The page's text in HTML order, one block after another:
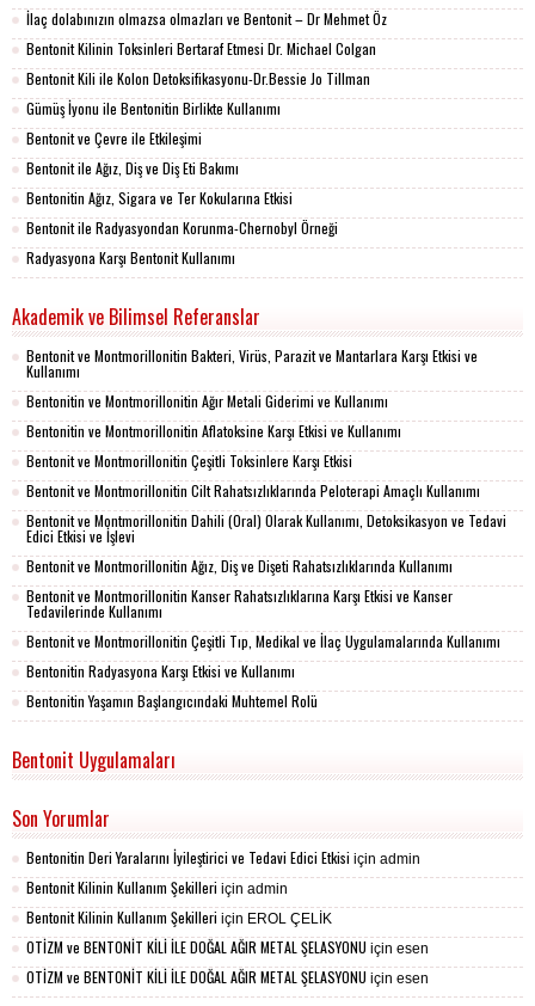
İlaç dolabınızın olmazsa olmazları ve Bentonit – Dr Mehmet Öz
Bentonit Kilinin Toksinleri Bertaraf Etmesi Dr. Michael Colgan
Bentonit Kili ile Kolon Detoksifikasyonu-Dr.Bessie Jo Tillman
Gümüş İyonu ile Bentonitin Birlikte Kullanımı
Bentonit ve Çevre ile Etkileşimi
Bentonit ile Ağız, Diş ve Diş Eti Bakımı
Bentonitin Ağız, Sigara ve Ter Kokularına Etkisi
Bentonit ile Radyasyondan Korunma-Chernobyl Örneği
Radyasyona Karşı Bentonit Kullanımı
Akademik ve Bilimsel Referanslar
Bentonit ve Montmorillonitin Bakteri, Virüs, Parazit ve Mantarlara Karşı Etkisi ve
Kullanımı
Bentonitin ve Montmorillonitin Ağır Metali Giderimi ve Kullanımı
Bentonitin ve Montmorillonitin Aflatoksine Karşı Etkisi ve Kullanımı
Bentonit ve Montmorillonitin Çeşitli Toksinlere Karşı Etkisi
Bentonit ve Montmorillonitin Cilt Rahatsızlıklarında Peloterapi Amaçlı Kullanımı
Bentonit ve Montmorillonitin Dahili (Oral) Olarak Kullanımı, Detoksikasyon ve Tedavi
Edici Etkisi ve İşlevi
Bentonit ve Montmorillonitin Ağız, Diş ve Dişeti Rahatsızlıklarında Kullanımı
Bentonit ve Montmorillonitin Kanser Rahatsızlıklarına Karşı Etkisi ve Kanser
Tedavilerinde Kullanımı
Bentonit ve Montmorillonitin Çeşitli Tıp, Medikal ve İlaç Uygulamalarında Kullanımı
Bentonitin Radyasyona Karşı Etkisi ve Kullanımı
Bentonitin Yaşamın Başlangıcındaki Muhtemel Rolü
Bentonit Uygulamaları
Son Yorumlar
Bentonitin Deri Yaralarını İyileştirici ve Tedavi Edici Etkisi için admin
Bentonit Kilinin Kullanım Şekilleri için admin
Bentonit Kilinin Kullanım Şekilleri için EROL ÇELİK
OTİZM ve BENTONİT KİLİ İLE DOĞAL AĞIR METAL ŞELASYONU için esen
OTİZM ve BENTONİT KİLİ İLE DOĞAL AĞIR METAL ŞELASYONU için esen